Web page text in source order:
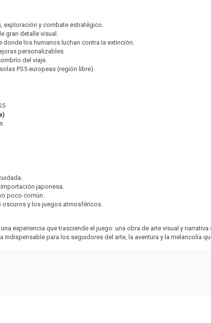
exploración y combate estratégico.
gran detalle visual.
donde los humanos luchan contra la extinción.
personalizables.
del viaje.
PS5 europeas (región libre).
japonesa.
poco común.
oscuros y los juegos atmosféricos.
experiencia que trasciende el juego: una obra de arte visual y
para los seguidores del arte, la aventura y la melancolía